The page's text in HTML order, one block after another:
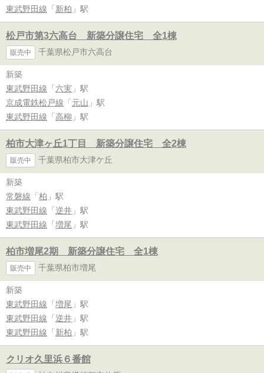
東武野田線 「 新柏 」駅
松戸市第3六高台 新築分譲住宅 全1棟
販売中 千葉県松戸市六高台
新築
東武野田線 「 六実 」駅
京成電鉄松戸線 「 元山 」駅
東武野田線 「 高柳 」駅
柏市大津ヶ丘1丁目 新築分譲住宅 全2棟
販売中 千葉県柏市大津ケ丘
新築
常磐線 「 柏 」駅
東武野田線 「 逆井 」駅
東武野田線 「 増尾 」駅
柏市増尾2期 新築分譲住宅 全1棟
販売中 千葉県柏市増尾
新築
東武野田線 「 増尾 」駅
東武野田線 「 逆井 」駅
東武野田線 「 新柏 」駅
クリオ久里浜６番館